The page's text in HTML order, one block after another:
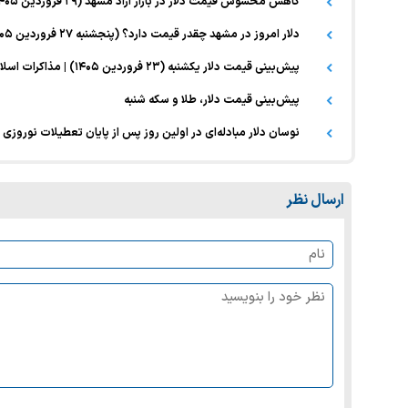
دلار امروز در مشهد چقدر قیمت دارد؟ (پنجشنبه ۲۷ فروردین ۱۴۰۵)
پیش‌بینی قیمت دلار یکشنبه (۲۳ فروردین ۱۴۰۵) | مذاکرات اسلام‌آباد چه تاثیری بر قیمت ارز خواهد گذاشت؟
پیش‌بینی قیمت دلار، طلا و سکه شنبه
نوسان دلار مبادله‌ای در اولین روز پس از پایان تعطیلات نوروزی (۱۵ فروردین
ارسال نظر